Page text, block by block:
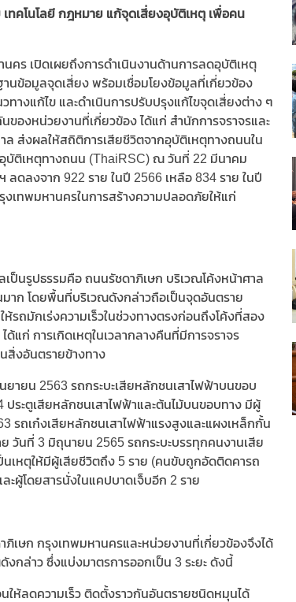
ทคโนโลยี กฎหมาย แก้จุดเสี่ยงอุบัติเหตุ เพื่อคน
ร เปิดเผยถึงการดำเนินงานด้านการลดอุบัติเหตุ
นข้อมูลจุดเสี่ยง พร้อมเชื่อมโยงข้อมูลที่เกี่ยวข้อง
างแก้ไข และดำเนินการปรับปรุงแก้ไขจุดเสี่ยงต่าง ๆ
องหน่วยงานที่เกี่ยวข้อง ได้แก่ สำนักการจราจรและ
ส่งผลให้สถิติการเสียชีวิตจากอุบัติเหตุทางถนนใน
บัติเหตุทางถนน (ThaiRSC) ณ วันที่ 22 มีนาคม
ดลงจาก 922 ราย ในปี 2566 เหลือ 834 ราย ในปี
เทพมหานครในการสร้างความปลอดภัยให้แก่
เป็นรูปธรรมคือ ถนนรัชดาภิเษก บริเวณโค้งหน้าศาล
าก โดยพื้นที่บริเวณดังกล่าวถือเป็นจุดอันตราย
รถมักเร่งความเร็วในช่วงทางตรงก่อนถึงโค้งที่สอง
แก่ การเกิดเหตุในเวลากลางคืนที่มีการจราจร
สิ่งอันตรายข้างทาง
ายน 2563 รถกระบะเสียหลักชนเสาไฟฟ้าบนขอบ
ประตูเสียหลักชนเสาไฟฟ้าและต้นไม้บนขอบทาง มีผู้
รถเก๋งเสียหลักชนเสาไฟฟ้าแรงสูงและแผงเหล็กกั้น
วันที่ 3 มิถุนายน 2565 รถกระบะบรรทุกคนงานเสีย
นเหตุให้มีผู้เสียชีวิตถึง 5 ราย (คนขับถูกอัดติดคารถ
ะผู้โดยสารนั่งในแคปบาดเจ็บอีก 2 ราย
ษก กรุงเทพมหานครและหน่วยงานที่เกี่ยวข้องจึงได้
งกล่าว ซึ่งแบ่งมาตรการออกเป็น 3 ระยะ ดังนี้
ให้ลดความเร็ว ติดตั้งราวกันอันตรายชนิดหมุนได้